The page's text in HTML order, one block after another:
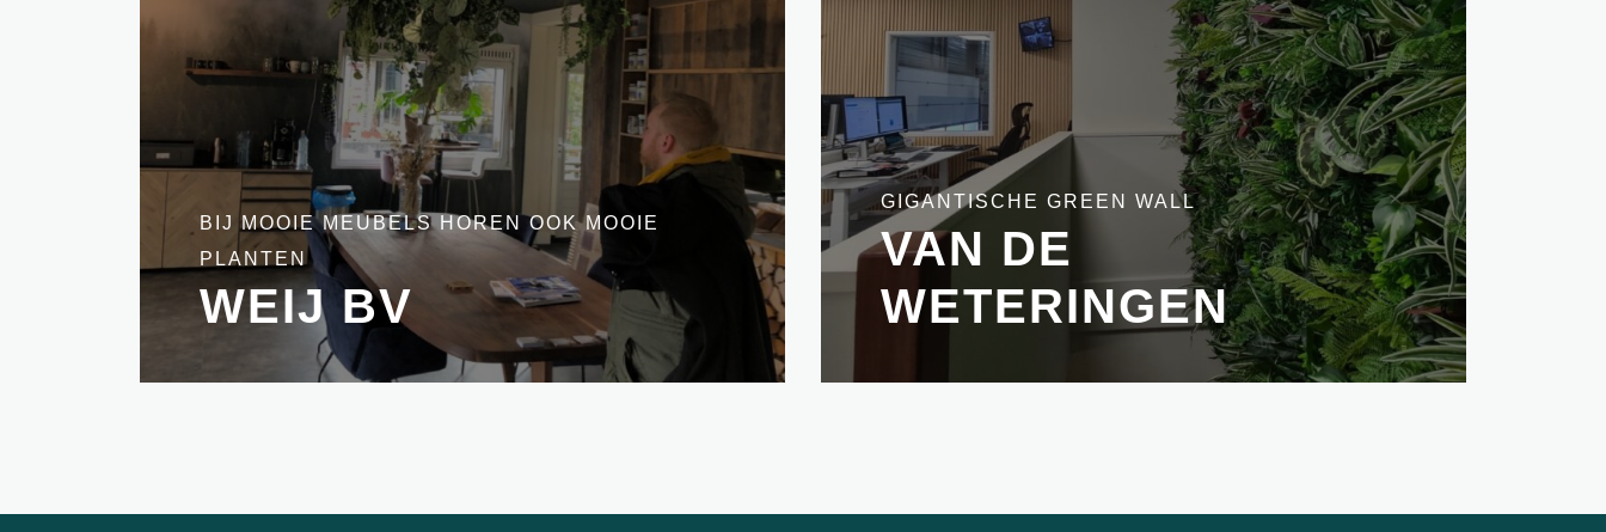
BIJ MOOIE MEUBELS HOREN OOK MOOIE
PLANTEN
WEIJ BV
GIGANTISCHE GREEN WALL
VAN DE
WETERINGEN